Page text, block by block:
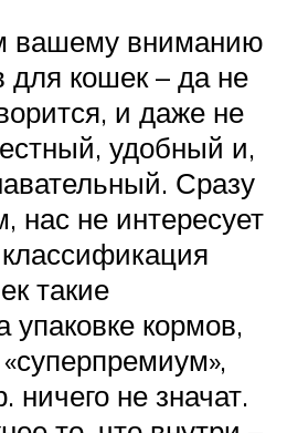
вашему вниманию
для кошек – да не
и даже не
удобный и,
Сразу
нас не интересует
такие
упаковке кормов,
ничего не значат.